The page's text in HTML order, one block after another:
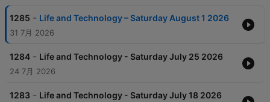
1285 - Life and Technology – Saturday August 1 2026
31 7月 2026
1284 - Life and Technology - Saturday July 25 2026
24 7月 2026
1283 - Life and Technology - Saturday July 18 2026